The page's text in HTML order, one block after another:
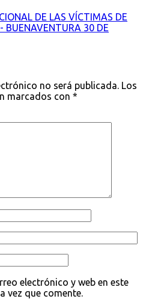
DE LAS VÍCTIMAS DE
BUENAVENTURA 30 DE
no será publicada. Los
marcados con *
electrónico y web en este
vez que comente.